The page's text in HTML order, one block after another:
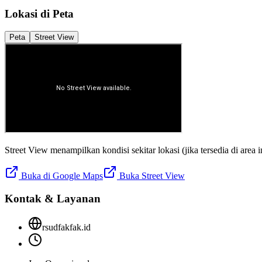
Lokasi di Peta
Peta Street View
Street View menampilkan kondisi sekitar lokasi (jika tersedia di area
Buka di Google Maps Buka Street View
Kontak & Layanan
rsudfakfak.id